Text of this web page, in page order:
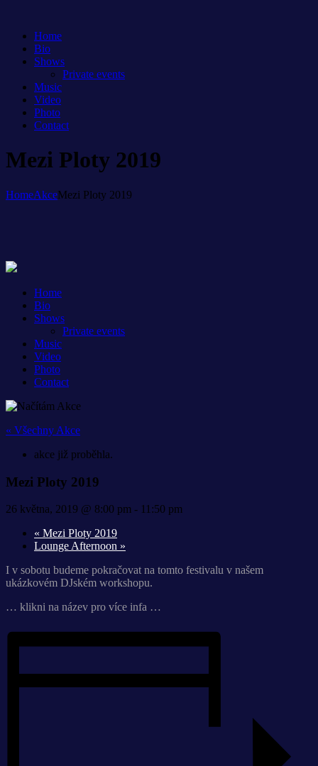
Home
Bio
Shows
Private events
Music
Video
Photo
Contact
Mezi Ploty 2019
HomeAkceMezi Ploty 2019
Home
Bio
Shows
Private events
Music
Video
Photo
Contact
« Všechny Akce
akce již proběhla.
Mezi Ploty 2019
26 května, 2019 @ 8:00 pm - 11:50 pm
« Mezi Ploty 2019
Lounge Afternoon »
I v sobotu budeme pokračovat na tomto festivalu v našem
ukázkovém DJském workshopu.
… klikni na název pro více infa …